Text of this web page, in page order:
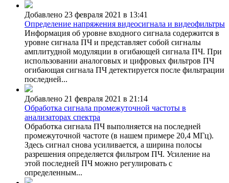
Добавлено 23 февраля 2021 в 13:41
Определение напряжения видеосигнала и видеофильтры
Информация об уровне входного сигнала содержится в
уровне сигнала ПЧ и представляет собой сигналы
амплитудной модуляции в огибающей сигнала ПЧ. При
использовании аналоговых и цифровых фильтров ПЧ
огибающая сигнала ПЧ детектируется после фильтрации
последней...
Добавлено 21 февраля 2021 в 21:14
Обработка сигнала промежуточной частоты в
анализаторах спектра
Обработка сигнала ПЧ выполняется на последней
промежуточной частоте (в нашем примере 20,4 МГц).
Здесь сигнал снова усиливается, а ширина полосы
разрешения определяется фильтром ПЧ. Усиление на
этой последней ПЧ можно регулировать с
определенным...